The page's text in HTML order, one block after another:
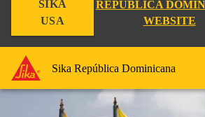
SIKA
USA
REPÚBLICA
WEBSITE
Sika República Dominicana